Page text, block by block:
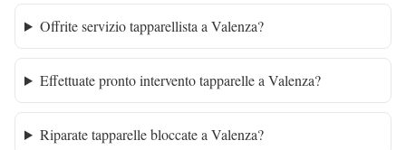
Offrite servizio tapparellista a Valenza?
Effettuate pronto intervento tapparelle a Valenza?
Riparate tapparelle bloccate a Valenza?